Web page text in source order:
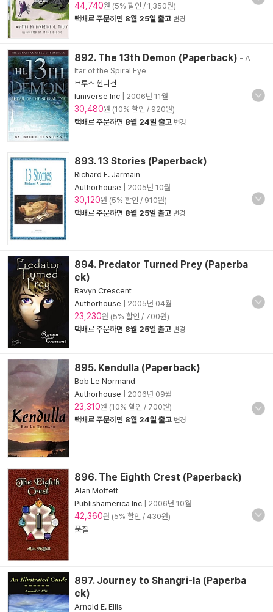
44,740원 (5% 할인 / 1,350원)
택배로 주문하면 8월 25일 출고 변경
892. The 13th Demon (Paperback) - A
ltar of the Spiral Eye
브루스 헨니건
Iuniverse Inc
2006년 11월
30,480원 (10% 할인 / 920원)
택배로 주문하면 8월 24일 출고 변경
893. 13 Stories (Paperback)
Richard F. Jarmain
Authorhouse
2005년 10월
30,120원 (5% 할인 / 910원)
택배로 주문하면 8월 25일 출고 변경
894. Predator Turned Prey (Paperba
ck)
Ravyn Crescent
Authorhouse
2005년 04월
23,230원 (5% 할인 / 700원)
택배로 주문하면 8월 25일 출고 변경
895. Kendulla (Paperback)
Bob Le Normand
Authorhouse
2006년 09월
23,310원 (10% 할인 / 700원)
택배로 주문하면 8월 24일 출고 변경
896. The Eighth Crest (Paperback)
Alan Moffett
Publishamerica Inc
2006년 10월
42,360원 (5% 할인 / 430원)
품절
897. Journey to Shangri-la (Paperba
ck)
Arnold E. Ellis